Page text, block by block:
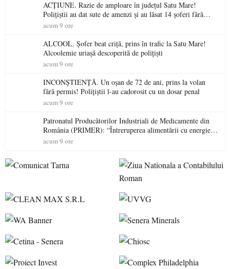
ACȚIUNE. Razie de amploare în județul Satu Mare!
Polițiștii au dat sute de amenzi și au lăsat 14 șoferi fără
permis într-o singură zi
acum 9 ore
ALCOOL. Șofer beat criță, prins în trafic la Satu Mare!
Alcoolemie uriașă descoperită de polițiști
acum 9 ore
INCONȘTIENȚĂ. Un oșan de 72 de ani, prins la volan
fără permis! Polițiștii l-au cadorosit cu un dosar penal
acum 9 ore
Patronatul Producătorilor Industriali de Medicamente din
România (PRIMER): “Întreruperea alimentării cu energie
electrică a fabricilor de medicamente va pune în pericol
acum 9 ore